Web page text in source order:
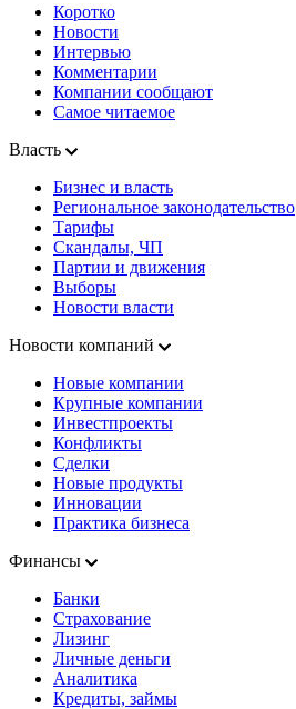
Коротко
Новости
Интервью
Комментарии
Компании сообщают
Самое читаемое
Власть
Бизнес и власть
Региональное законодательство
Тарифы
Скандалы, ЧП
Партии и движения
Выборы
Новости власти
Новости компаний
Новые компании
Крупные компании
Инвестпроекты
Конфликты
Сделки
Новые продукты
Инновации
Практика бизнеса
Финансы
Банки
Страхование
Лизинг
Личные деньги
Аналитика
Кредиты, займы